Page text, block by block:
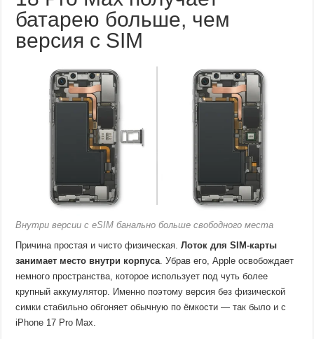
батарею больше, чем
версия с SIM
Внутри версии с eSIM банально больше свободного места
Причина простая и чисто физическая.Лоток для SIM-карты
занимает место внутри корпуса . Убрав его, Apple освобождает
немного пространства, которое использует под чуть более
крупный аккумулятор. Именно поэтому версия без физической
симки стабильно обгоняет обычную по ёмкости — так было и с
iPhone 17 Pro Max.